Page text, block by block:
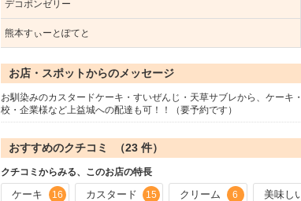
デコポンゼリー
熊本すぃーとぽてと
お店・スポットからのメッセージ
お馴染みのカスタードケーキ・すいぜんじ・天草サブレから、ケー
校・企業様など上益城への配達も可！！（要予約です）
おすすめのクチコミ （23 件）
クチコミからみる、このお店の特長
ケーキ 16 カスタード 15 クリーム 6 美味し